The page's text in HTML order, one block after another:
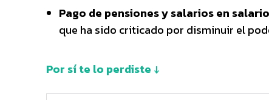
Pago de pensiones y salarios en
que ha sido criticado por disminuir el
Por sí te lo perdiste ↓